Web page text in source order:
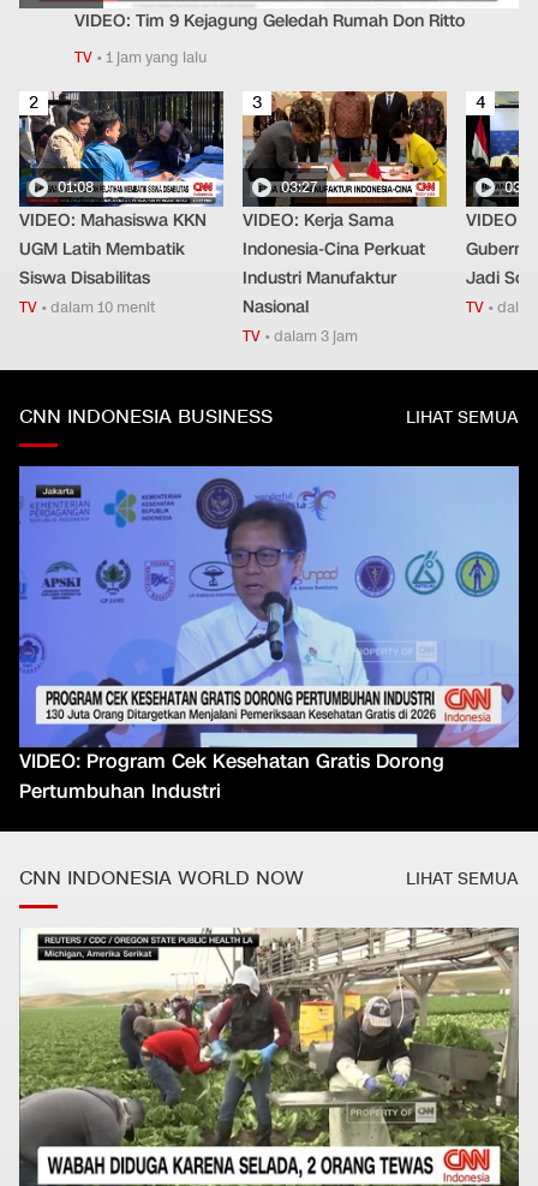
VIDEO: Tim 9 Kejagung Geledah Rumah Don Ritto
TV• 1 jam yang lalu
2
01:08
VIDEO: Mahasiswa KKN
UGM Latih Membatik
Siswa Disabilitas
TV •dalam 10 menit
3
03:27
VIDEO: Kerja Sama
Indonesia-Cina Perkuat
Industri Manufaktur
Nasional
TV •dalam 3 jam
4
VIDEO:
Jadi
TV •
CNN INDONESIA BUSINESS LIHAT SEMUA
VIDEO: Program Cek Kesehatan Gratis Dorong
Pertumbuhan Industri
CNN INDONESIA WORLD NOW LIHAT SEMUA